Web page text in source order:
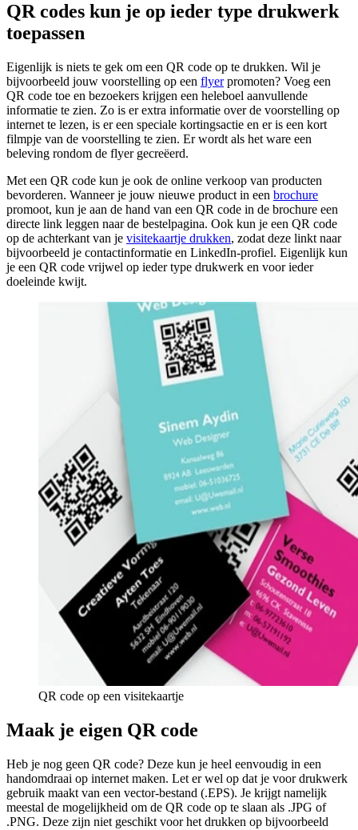
QR codes kun je op ieder type drukwerk
toepassen
Eigenlijk is niets te gek om een QR code op te drukken. Wil je
bijvoorbeeld jouw voorstelling op een flyerpromoten? Voeg een
QR code toe en bezoekers krijgen een heleboel aanvullende
informatie te zien. Zo is er extra informatie over de voorstelling op
internet te lezen, is er een speciale kortingsactie en er is een kort
filmpje van de voorstelling te zien. Er wordt als het ware een
beleving rondom de flyer gecreëerd.
Met een QR code kun je ook de online verkoop van producten
bevorderen. Wanneer je jouw nieuwe product in een brochure
promoot, kun je aan de hand van een QR code in de brochure een
directe link leggen naar de bestelpagina. Ook kun je een QR code
op de achterkant van je visitekaartje drukken, zodat deze linkt naar
bijvoorbeeld je contactinformatie en LinkedIn-profiel. Eigenlijk kun
je een QR code vrijwel op ieder type drukwerk en voor ieder
doeleinde kwijt.
QR code op een visitekaartje
Maak je eigen QR code
Heb je nog geen QR code? Deze kun je heel eenvoudig in een
handomdraai op internet maken. Let er wel op dat je voor drukwerk
gebruik maakt van een vector-bestand (.EPS). Je krijgt namelijk
meestal de mogelijkheid om de QR code op te slaan als .JPG of
.PNG. Deze zijn niet geschikt voor het drukken op bijvoorbeeld